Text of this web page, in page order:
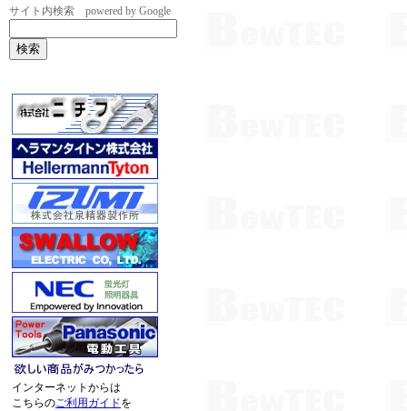
サイト内検索 powered by Google
インターネットからは
こちらのご利用ガイドを